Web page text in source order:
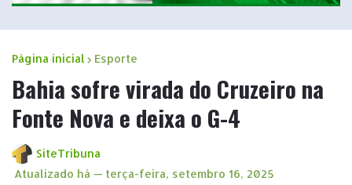
Página inicial Esporte
Bahia sofre virada do Cruzeiro na
Fonte Nova e deixa o G-4
SiteTribuna
Atualizado há — terça-feira, setembro 16, 2025